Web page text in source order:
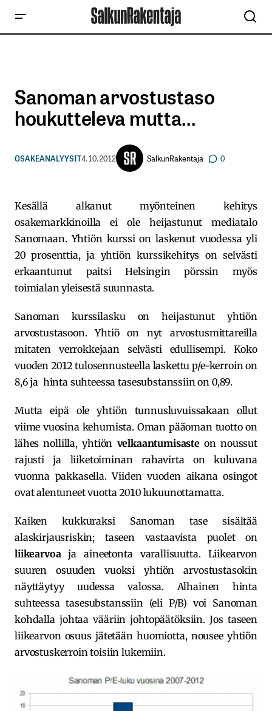
Sanoman arvostustaso
houkutteleva mutta…
OSAKEANALYYSIT4.10.2012 SalkunRakentaja 0
Kesällä alkanut myönteinen kehitys
osakemarkkinoilla ei ole heijastunut mediatalo
Sanomaan. Yhtiön kurssi on laskenut vuodessa yli
20 prosenttia, ja yhtiön kurssikehitys on selvästi
erkaantunut paitsi Helsingin pörssin myös
toimialan yleisestä suunnasta.
Sanoman kurssilasku on heijastunut yhtiön
arvostustasoon. Yhtiö on nyt arvostusmittareilla
mitaten verrokkejaan selvästi edullisempi. Koko
vuoden 2012 tulosennusteella laskettu p/e-kerroin on
8,6 ja hinta suhteessa tasesubstanssiin on 0,89.
Mutta eipä ole yhtiön tunnusluvuissakaan ollut
viime vuosina kehumista. Oman pääoman tuotto on
lähes nollilla, yhtiön velkaantumisasteon noussut
rajusti ja liiketoiminan rahavirta on kuluvana
vuonna pakkasella. Viiden vuoden aikana osingot
ovat alentuneet vuotta 2010 lukuunottamatta.
Kaiken kukkuraksi Sanoman tase sisältää
alaskirjausriskin; taseen vastaavista puolet on
liikearvoaja aineetonta varallisuutta. Liikearvon
suuren osuuden vuoksi yhtiön arvostustasokin
näyttäytyy uudessa valossa. Alhainen hinta
suhteessa tasesubstanssiin (eli P/B) voi Sanoman
kohdalla johtaa vääriin johtopäätöksiin. Jos taseen
liikearvon osuus jätetään huomiotta, nousee yhtiön
arvostuskerroin toisiin lukemiin.